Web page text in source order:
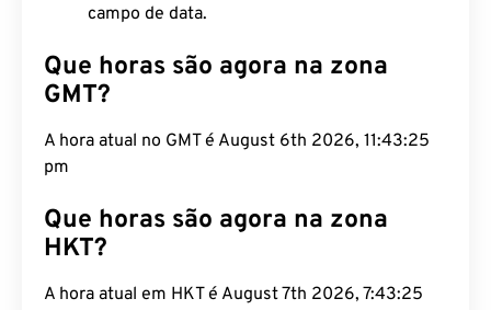
campo de data.
Que horas são agora na zona
GMT?
A hora atual no GMT é August 6th 2026, 11:43:26
pm
Que horas são agora na zona
HKT?
A hora atual em HKT é August 7th 2026, 7:43:26